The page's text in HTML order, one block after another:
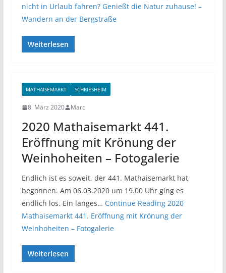
nicht in Urlaub fahren? Genießt die Natur zuhause! –
Wandern an der Bergstraße
Weiterlesen
MATHAISEMARKT SCHRIESHEIM
8. März 2020 Marc
2020 Mathaisemarkt 441.
Eröffnung mit Krönung der
Weinhoheiten – Fotogalerie
Endlich ist es soweit, der 441. Mathaisemarkt hat
begonnen. Am 06.03.2020 um 19.00 Uhr ging es
endlich los. Ein langes… Continue Reading2020
Mathaisemarkt 441. Eröffnung mit Krönung der
Weinhoheiten – Fotogalerie
Weiterlesen